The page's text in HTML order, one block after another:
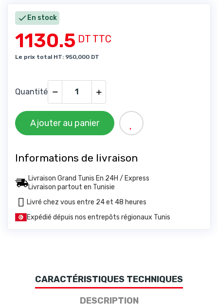
 En stock
1130.5DT TTC
Le prix total HT: 950,000 DT
Quantité
Ajouter au panier
Informations de livraison
Livraison Grand Tunis En 24H / Express
Livraison partout en Tunisie
Expédié dépuis nos entrepôts régionaux Tunis
Livré chez vous entre 24 et 48 heures
CARACTÉRISTIQUES TECHNIQUES
DESCRIPTION